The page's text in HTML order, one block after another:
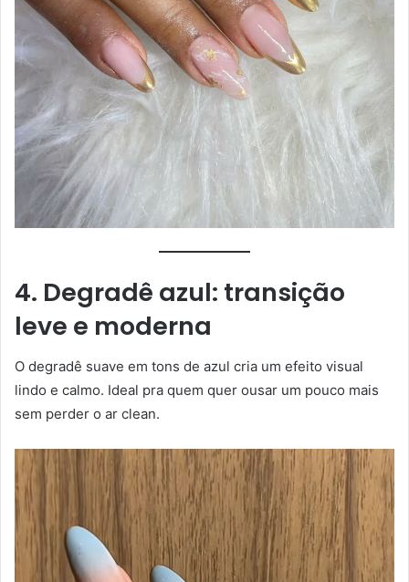
4. Degradê azul: transição
leve e moderna
O degradê suave em tons de azul cria um efeito visual
lindo e calmo. Ideal pra quem quer ousar um pouco mais
sem perder o ar clean.